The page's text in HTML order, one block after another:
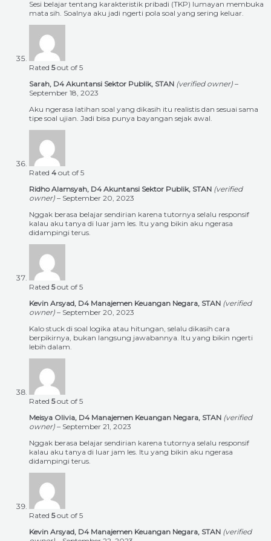
Sesi belajar tentang karakteristik pribadi (TKP) lumayan membuka
mata sih. Soalnya aku jadi ngerti pola soal yang sering keluar.
Rated 5out of 5
Sarah, D4 Akuntansi Sektor Publik, STAN (verified owner) –
September 18, 2023
Aku ngerasa latihan soal yang dikasih itu realistis dan sesuai sama
tipe soal ujian. Jadi bisa punya bayangan sejak awal.
Rated 4 out of 5
Ridho Alamsyah, D4 Akuntansi Sektor Publik, STAN (verified
owner) – September 20, 2023
Nggak berasa belajar sendirian karena tutornya selalu responsif
kalau aku tanya di luar jam les. Itu yang bikin aku ngerasa
didampingi terus.
Rated 5out of 5
Kevin Arsyad, D4 Manajemen Keuangan Negara, STAN (verified
owner) – September 20, 2023
Kalo stuck di soal logika atau hitungan, selalu dikasih cara
berpikirnya, bukan langsung jawabannya. Itu yang bikin ngerti
lebih dalam.
Rated 5out of 5
Meisya Olivia, D4 Manajemen Keuangan Negara, STAN (verified
owner) – September 21, 2023
Nggak berasa belajar sendirian karena tutornya selalu responsif
kalau aku tanya di luar jam les. Itu yang bikin aku ngerasa
didampingi terus.
Rated 5out of 5
Kevin Arsyad, D4 Manajemen Keuangan Negara, STAN (verified